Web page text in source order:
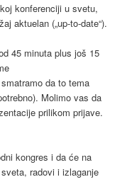
konferenciji u svetu,
aktuelan („up-to-date“).
45 minuta plus još 15
da to tema
Molimo vas da
prilikom prijave.
kongres i da će na
radovi i izlaganje